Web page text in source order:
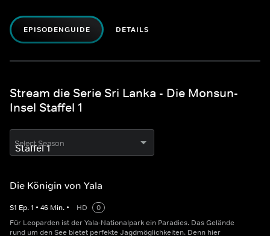
EPISODENGUIDE DETAILS
Stream die Serie Sri Lanka - Die Monsun-
Insel Staffel 1
Select Season
Die Königin von Yala
S1 Ep.1 • 46 Min. • HD
0
Für Leoparden ist der Yala-Nationalpark ein Paradies. Das Gelände
rund um den See bietet perfekte Jagdmöglichkeiten. Denn hier